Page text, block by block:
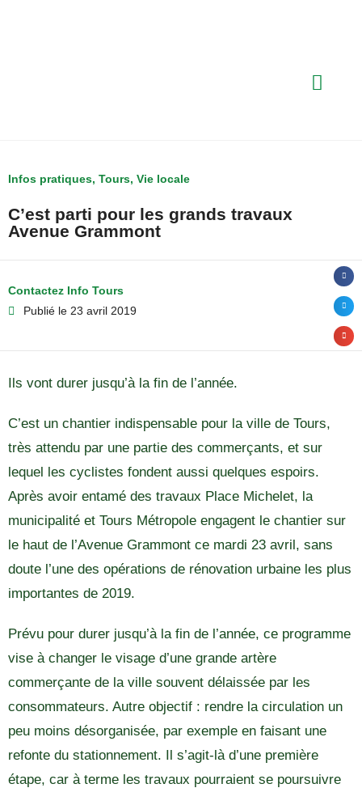
Infos pratiques, Tours, Vie locale
C’est parti pour les grands travaux
Avenue Grammont
Contactez Info Tours
Publié le 23 avril 2019
Ils vont durer jusqu’à la fin de l’année.
C’est un chantier indispensable pour la ville de Tours,
très attendu par une partie des commerçants, et sur
lequel les cyclistes fondent aussi quelques espoirs.
Après avoir entamé des travaux Place Michelet, la
municipalité et Tours Métropole engagent le chantier sur
le haut de l’Avenue Grammont ce mardi 23 avril, sans
doute l’une des opérations de rénovation urbaine les plus
importantes de 2019.
Prévu pour durer jusqu’à la fin de l’année, ce programme
vise à changer le visage d’une grande artère
commerçante de la ville souvent délaissée par les
consommateurs. Autre objectif : rendre la circulation un
peu moins désorganisée, par exemple en faisant une
refonte du stationnement. Il s’agit-là d’une première
étape, car à terme les travaux pourraient se poursuivre